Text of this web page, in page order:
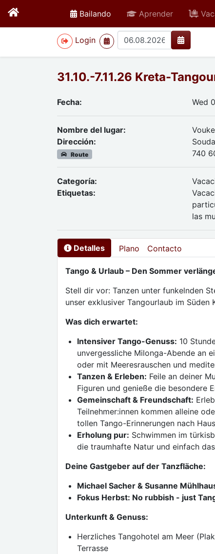
Bailando active Aprender
Login
>
31.10.-7.11.26 Kreta-
Fecha: Wed
Nombre del lugar:
Dirección:
Route
740
Categoría:
Etiquetas:
las
Detalles Plano Contacto
Tango & Urlaub – Den Sommer
Stell dir vor: Tanzen unter funkelnden
unser exklusiver Tangourlaub im Süden
Was dich erwartet:
Intensiver Tango-Genuss: 10
unvergessliche Milonga-Abende an
oder mit Meeresrauschen und
Tanzen & Erleben: Feile an deiner
Figuren und genieße die besondere
Gemeinschaft & Freundschaft:
Teilnehmer:innen kommen alleine
tollen Tango-Erinnerungen nach
Erholung pur: Schwimmen im
die traumhafte Natur und einfach
Deine Gastgeber auf der Tanzfläche:
Michael Sacher & Susanne
Fokus Herbst: No rubbish - just
Unterkunft & Genuss:
Herzliches Tangohotel am Meer
Terrasse